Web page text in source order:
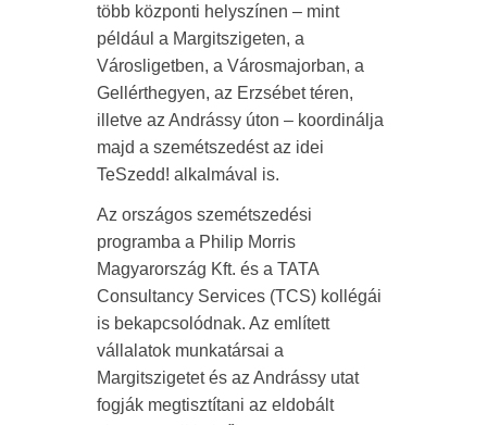
több központi helyszínen – mint
például a Margitszigeten, a
Városligetben, a Városmajorban, a
Gellérthegyen, az Erzsébet téren,
illetve az Andrássy úton – koordinálja
majd a szemétszedést az idei
TeSzedd! alkalmával is.
Az országos szemétszedési
programba a Philip Morris
Magyarország Kft. és a TATA
Consultancy Services (TCS) kollégái
is bekapcsolódnak. Az említett
vállalatok munkatársai a
Margitszigetet és az Andrássy utat
fogják megtisztítani az eldobált